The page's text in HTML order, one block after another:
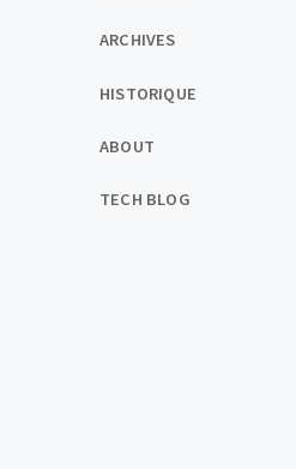
ARCHIVES
HISTORIQUE
ABOUT
TECH BLOG